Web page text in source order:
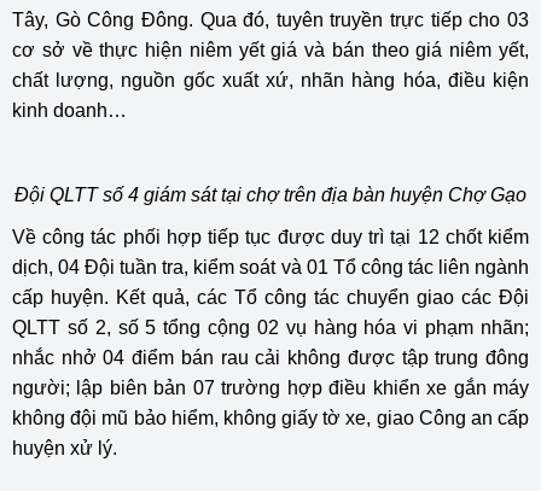
Tây, Gò Công Đông. Qua đó, tuyên truyền trực tiếp cho 03
cơ sở về thực hiện niêm yết giá và bán theo giá niêm yết,
chất lượng, nguồn gốc xuất xứ, nhãn hàng hóa, điều kiện
kinh doanh…
Đội QLTT số 4 giám sát tại chợ trên địa bàn huyện Chợ Gạo
Về công tác phối hợp tiếp tục được duy trì tại 12 chốt kiểm
dịch, 04 Đội tuần tra, kiểm soát và 01 Tổ công tác liên ngành
cấp huyện. Kết quả, các Tổ công tác chuyển giao các Đội
QLTT số 2, số 5 tổng cộng 02 vụ hàng hóa vi phạm nhãn;
nhắc nhở 04 điểm bán rau cải không được tập trung đông
người; lập biên bản 07 trường hợp điều khiển xe gắn máy
không đội mũ bảo hiểm, không giấy tờ xe, giao Công an cấp
huyện xử lý.